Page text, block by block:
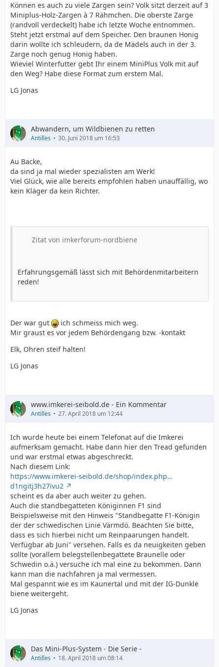
Können es auch zu viele Zargen sein? Volk sitzt derzeit auf 3
Miniplus-Holz-Zargen à 7 Rähmchen. Die oberste Zarge
(randvoll verdeckelt) habe ich letzte Woche entnommen.
Steht jetzt erstmal auf dem Speicher. Den braunen Honig
darin wollte ich schleudern, da de Mädels auch in der 3.
Zarge noch genug Honig haben.
Wieviel Winterfutter gebt Ihr einem MiniPlus Volk mit auf
den Weg? Habe diese Format zum erstem Mal.
LG Jonas
Abwandern, um Wildbienen zu retten
Antilles 30. Juni 2018 um 16:53
Au Backe,
da sind ja mal wieder spezialisten am Werk!
Viel Glück, wie alle bereits empfohlen haben unauffällig, wo
kein Kläger da kein Richter.
Zitat von imkerforum-nordbiene
Erfahrungsgemäß lässt sich mit Behördenmitarbeitern
reden!
Der war gut
ich schmeiss mich weg.
Mir graust es vor jedem Behördengang bzw. -kontakt
Elk, Ohren steif halten!
LG Jonas
www.imkerei-seibold.de - Ein Kommentar
Antilles 27. April 2018 um 12:44
Ich wurde heute bei einem Telefonat auf die Imkerei
aufmerksam gemacht. Habe dann hier den Tread gefunden
und war erstmal etwas abgeschreckt.
Nach diesem Link:
https://www.imkerei-seibold.de/shop/index.php…
d1ngitj3h27ivu2
scheint es da aber auch weiter zu gehen.
Auch die standbegatteten Königinnen F1 sind
Beispielsweise mit den Hinweis "Standbegatte F1-Königin
der der schwedischen Linie Värmdö. Beachten Sie bitte,
dass es sich hierbei nicht um Reinpaarungen handelt.
Verfügbar ab Juni" versehen. Falls es da neuigkeiten geben
sollte (vorallem belegstellenbegattete Braunelle oder
Schwedin o.ä.) versuche ich mal eine zu bekommen. Dann
kann man die nachfahren ja mal vermessen.
Mal gespannt wie es im Kaunertal und mit der IG-Dunkle
biene weitergeht.
LG Jonas
Das Mini-Plus-System - Die Serie -
Antilles 18. April 2018 um 08:14